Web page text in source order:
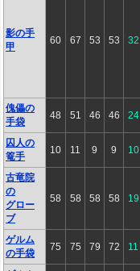
影の手
甲
60 67 53 53 32
傀儡の
手袋
48 51 46 46 24
囚人の
篭手
10 11 9 9 10
古竜院
の
グロー
ブ
58 58 58 58 19
ゲルム
の手袋
75 75 79 72 11